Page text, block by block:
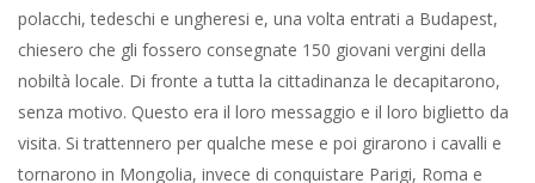
polacchi, tedeschi e ungheresi e, una volta entrati a Budapest,
chiesero che gli fossero consegnate 150 giovani vergini della
nobiltà locale. Di fronte a tutta la cittadinanza le decapitarono,
senza motivo. Questo era il loro messaggio e il loro biglietto da
visita. Si trattennero per qualche mese e poi girarono i cavalli e
tornarono in Mongolia, invece di conquistare Parigi, Roma e